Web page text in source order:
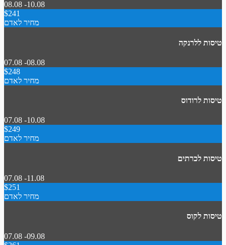
08.08 -10.08
$241
מחיר לאדם
טיסות ללרנקה
07.08 -08.08
$248
מחיר לאדם
טיסות לרודוס
07.08 -10.08
$249
מחיר לאדם
טיסות לכרתים
07.08 -11.08
$251
מחיר לאדם
טיסות לקוס
07.08 -09.08